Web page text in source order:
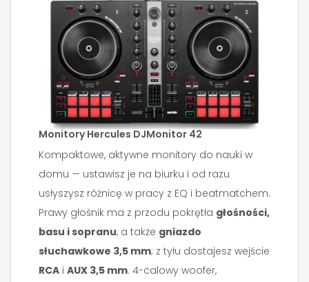
Monitory Hercules DJMonitor 42
Kompaktowe, aktywne monitory do nauki w
domu — ustawisz je na biurku i od razu
usłyszysz różnicę w pracy z EQ i beatmatchem.
Prawy głośnik ma z przodu pokrętła głośności,
basu i sopranu, a także gniazdo
słuchawkowe 3,5 mm; z tyłu dostajesz wejście
RCA i AUX 3,5 mm. 4-calowy woofer,